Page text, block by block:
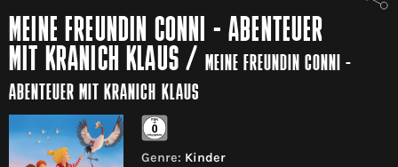
MEINE FREUNDIN CONNI - ABENTEUER
MIT KRANICH KLAUS / MEINE FREUNDIN CONNI -
ABENTEUER MIT KRANICH KLAUS
Genre: Kinder